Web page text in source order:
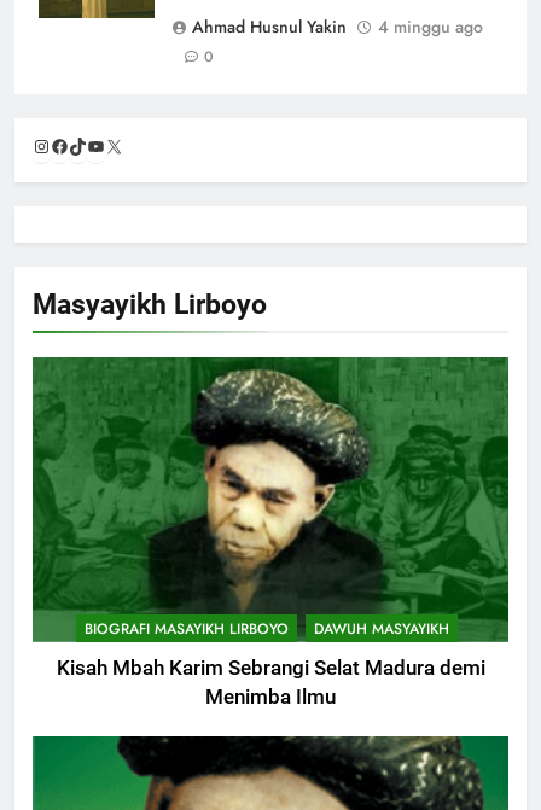
Ahmad Husnul Yakin
4 minggu ago
0
Instagram
Facebook
TikTok
YouTube
Masyayikh Lirboyo
BIOGRAFI MASAYIKH LIRBOYO DAWUH MASYAYIKH
Kisah Mbah Karim Sebrangi Selat Madura demi
Menimba Ilmu